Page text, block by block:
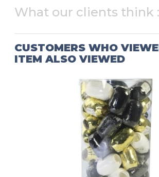
What our clients think :
CUSTOMERS WHO
ITEM ALSO VIEWED